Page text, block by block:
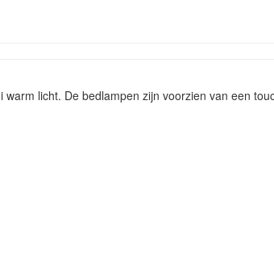
licht. De bedlampen zijn voorzien van een